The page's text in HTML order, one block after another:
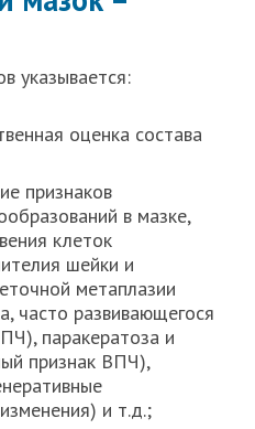
указывается:
оценка состава
признаков
в мазке,
клеток
шейки и
метаплазии
часто развивающегося
паракератоза и
признак ВПЧ),
и т.д.;